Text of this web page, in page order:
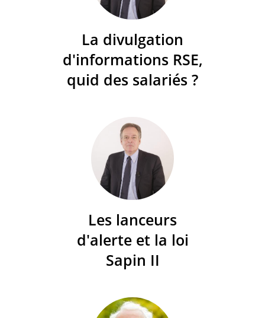
La divulgation
d'informations RSE,
quid des salariés ?
Les lanceurs
d'alerte et la loi
Sapin II